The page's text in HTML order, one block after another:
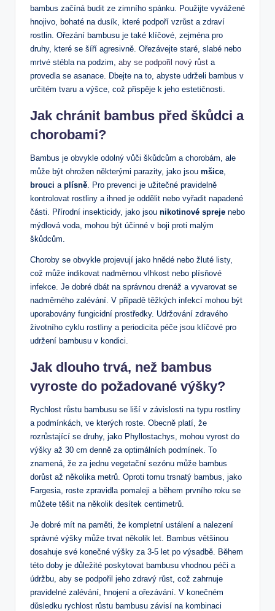
bambus začíná budit ze zimního spánku. Použijte vyvážené
hnojivo, bohaté na dusík, které podpoří vzrůst a zdraví
rostlin. Ořezání bambusu je také klíčové, zejména pro
druhy, které se šíří agresivně. Ořezávejte staré, slabé nebo
mrtvé stébla na podzim, aby se podpořil nový růst a
provedla se asanace. Dbejte na to, abyste udrželi bambus v
určitém tvaru a výšce, což přispěje k jeho estetičnosti.
Jak chránit bambus před škůdci a
chorobami?
Bambus je obvykle odolný vůči škůdcům a chorobám, ale
může být ohrožen některými parazity, jako jsou mšice
brouci a plísně . Pro prevenci je užitečné pravidelně
kontrolovat rostliny a ihned je oddělit nebo vyřadit napadené
části. Přírodní insekticidy, jako jsou nikotinové spreje nebo
mýdlová voda, mohou být účinné v boji proti malým
škůdcům.
Choroby se obvykle projevují jako hnědé nebo žluté listy,
což může indikovat nadměrnou vlhkost nebo plísňové
infekce. Je dobré dbát na správnou drenáž a vyvarovat se
nadměrného zalévání. V případě těžkých infekcí mohou být
uporabovány fungicidní prostředky. Udržování zdravého
životního cyklu rostliny a periodicita péče jsou klíčové pro
udržení bambusu v kondici.
Jak dlouho trvá, než bambus
vyroste do požadované výšky?
Rychlost růstu bambusu se liší v závislosti na typu rostliny
a podmínkách, ve kterých roste. Obecně platí, že
rozrůstající se druhy, jako Phyllostachys, mohou vyrost do
výšky až 30 cm denně za optimálních podmínek. To
znamená, že za jednu vegetační sezónu může bambus
dorůst až několika metrů. Oproti tomu trsnatý bambus, jako
Fargesia, roste zpravidla pomaleji a během prvního roku se
můžete těšit na několik desítek centimetrů.
Je dobré mít na paměti, že kompletní ustálení a nalezení
správné výšky může trvat několik let. Bambus většinou
dosahuje své konečné výšky za 3-5 let po výsadbě. Během
této doby je důležité poskytovat bambusu vhodnou péči a
údržbu, aby se podpořil jeho zdravý růst, což zahrnuje
pravidelné zalévání, hnojení a ořezávání. V konečném
důsledku rychlost růstu bambusu závisí na kombinaci